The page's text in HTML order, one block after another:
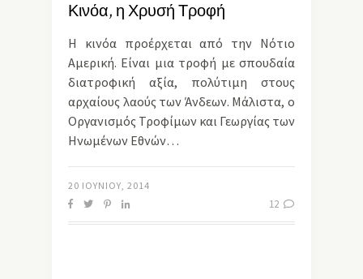
Κινόα, η Χρυσή Τροφή
Η κινόα προέρχεται από την Νότιο
Αμερική. Είναι μια τροφή με σπουδαία
διατροφική αξία, πολύτιμη στους
αρχαίους λαούς των Άνδεων. Μάλιστα, ο
Οργανισμός Τροφίμων και Γεωργίας των
Ηνωμένων Εθνών…
20 ΙΟΥΝΊΟΥ, 2014
12